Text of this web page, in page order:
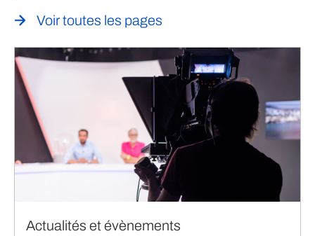
Voir toutes les pages
Actualités et évènements